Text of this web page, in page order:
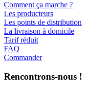
Comment ça marche ?
Les producteurs
Les points de distribution
La livraison à domicile
Tarif réduit
FAQ
Commander
Rencontrons-nous !